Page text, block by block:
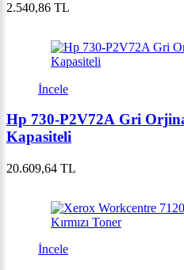
2.540,86 TL
İncele
Hp 730-P2V72A Gri
Kapasiteli
20.609,64 TL
İncele